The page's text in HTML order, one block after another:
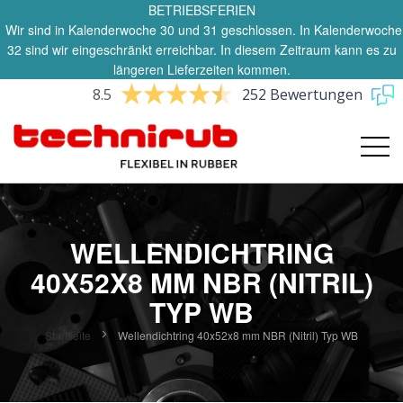
BETRIEBSFERIEN
Wir sind in Kalenderwoche 30 und 31 geschlossen. In Kalenderwoche
32 sind wir eingeschränkt erreichbar. In diesem Zeitraum kann es zu
längeren Lieferzeiten kommen.
8.5 252 Bewertungen
WELLENDICHTRING
40X52X8 MM NBR (NITRIL)
TYP WB
Startseite Wellendichtring 40x52x8 mm NBR (Nitril) Typ WB